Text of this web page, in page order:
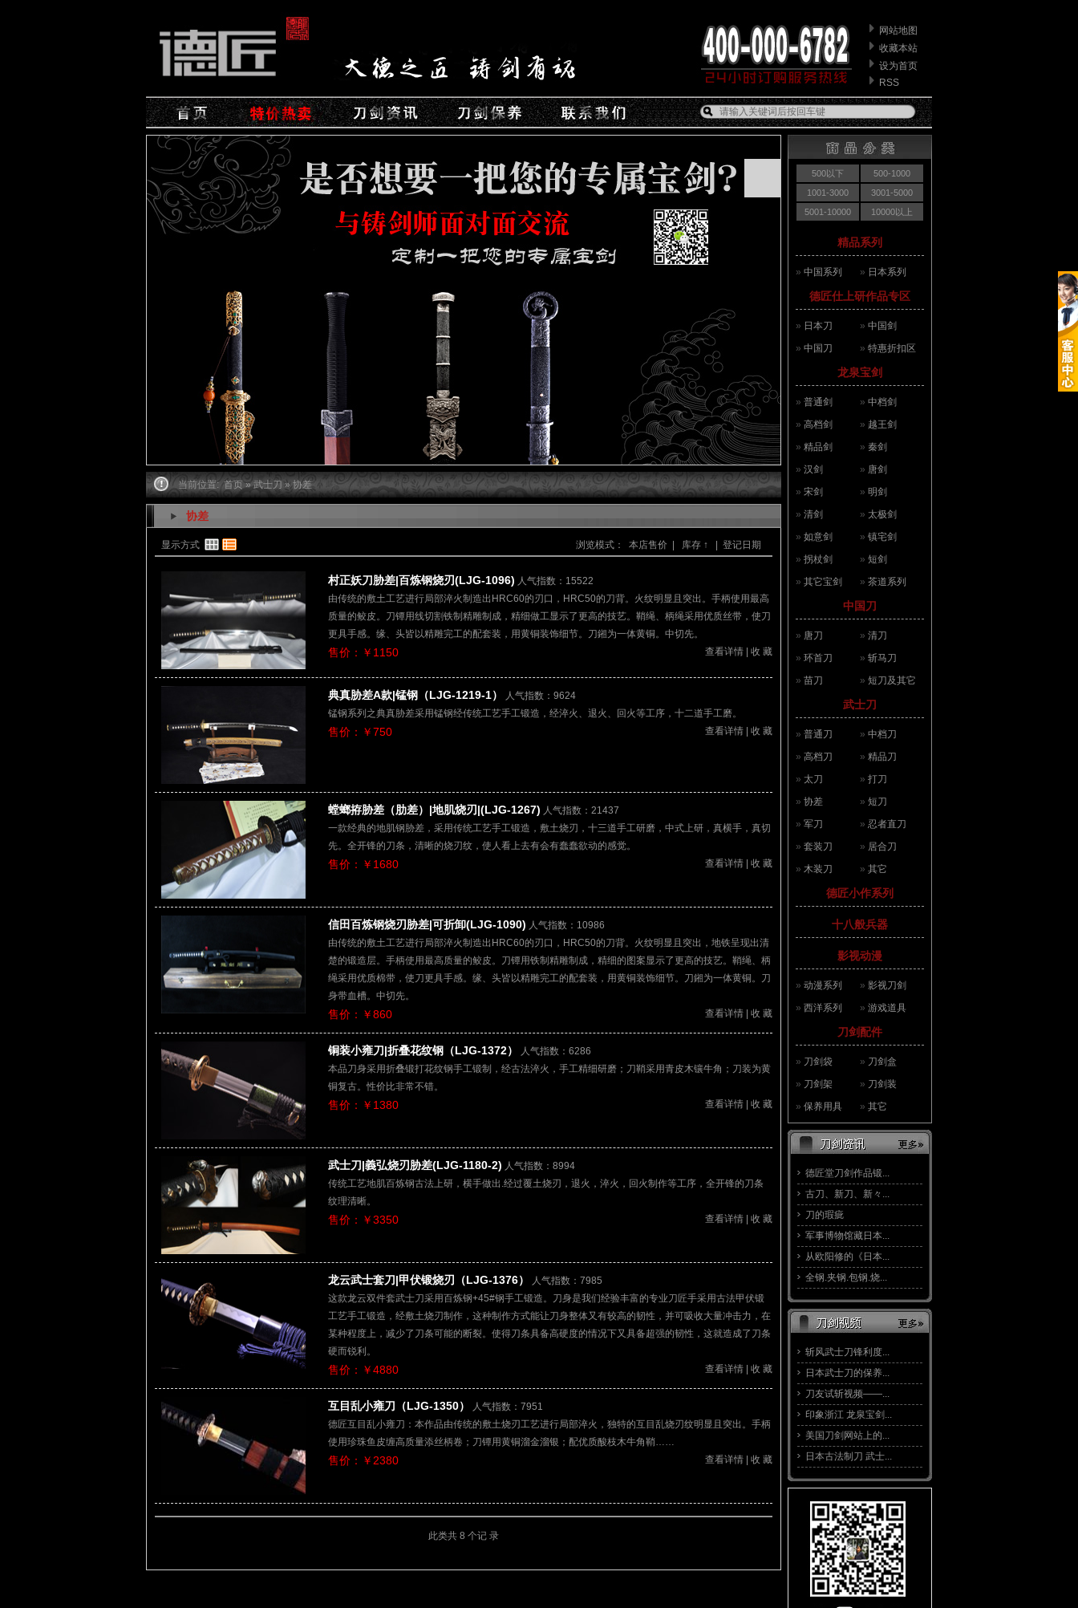
网站地图
收藏本站
设为首页
RSS
500以下
500-1000
1001-3000
3001-5000
5001-10000
10000以上
精品系列
» 中国系列 » 日本系列
德匠仕上研作品专区
» 日本刀 » 中国剑
» 中国刀 » 特惠折扣区
龙泉宝剑
» 普通剑 » 中档剑
» 高档剑 » 越王剑
» 精品剑 » 秦剑
» 汉剑 » 唐剑
» 宋剑 » 明剑
» 清剑 » 太极剑
» 如意剑 » 镇宅剑
» 拐杖剑 » 短剑
» 其它宝剑 » 茶道系列
中国刀
» 唐刀 » 清刀
» 环首刀 » 斩马刀
» 苗刀 » 短刀及其它
武士刀
» 普通刀 » 中档刀
» 高档刀 » 精品刀
» 太刀 » 打刀
» 协差 » 短刀
» 军刀 » 忍者直刀
» 套装刀 » 居合刀
» 木装刀 » 其它
德匠小作系列
十八般兵器
影视动漫
» 动漫系列 » 影视刀剑
» 西洋系列 » 游戏道具
刀剑配件
» 刀剑袋 » 刀剑盒
» 刀剑架 » 刀剑装
» 保养用具 » 其它
德匠堂刀剑作品锻...
古刀、新刀、新々...
刀的瑕疵
军事博物馆藏日本...
从欧阳修的《日本...
全钢.夹钢.包钢.烧...
斩风武士刀锋利度...
日本武士刀的保养...
刀友试斩视频——...
印象浙江 龙泉宝剑...
美国刀剑网站上的...
日本古法制刀 武士...
当前位置: 首页»武士刀 » 协差
协差
浏览模式： 本店售价 库存 ↑ 登记日期
显示方式
村正妖刀胁差|百炼钢烧刃(LJG-1096) 人气指数：15522
由传统的敷土工艺进行局部淬火制造出HRC60的刃口，HRC50的刀背。火纹明显且突出。手柄使用最高
质量的鲛皮。刀镡用线切割铁制精雕制成，精细做工显示了更高的技艺。鞘绳、柄绳采用优质丝带，使刀
更具手感。缘、头皆以精雕完工的配套装，用黄铜装饰细节。刀鎺为一体黄铜。中切先。
查看详情
收 藏
售价：￥1150
典真胁差A款|锰钢（LJG-1219-1）
人气指数：9624
锰钢系列之典真胁差采用锰钢经传统工艺手工锻造，经淬火、退火、回火等工序，十二道手工磨。
查看详情
收 藏
售价：￥750
螳螂拵胁差（肋差）|地肌烧刃|(LJG-1267) 人气指数：21437
一款经典的地肌钢胁差，采用传统工艺手工锻造，敷土烧刃，十三道手工研磨，中式上研，真横手，真切
先。全开锋的刀条，清晰的烧刃纹，使人看上去有会有蠢蠢欲动的感觉。
查看详情
收 藏
售价：￥1680
信田百炼钢烧刃胁差|可折卸(LJG-1090) 人气指数：10986
由传统的敷土工艺进行局部淬火制造出HRC60的刃口，HRC50的刀背。火纹明显且突出，地铁呈现出清
楚的锻造层。手柄使用最高质量的鲛皮。刀镡用铁制精雕制成，精细的图案显示了更高的技艺。鞘绳、柄
绳采用优质棉带，使刀更具手感。缘、头皆以精雕完工的配套装，用黄铜装饰细节。刀鎺为一体黄铜。刀
身带血槽。中切先。
查看详情
收 藏
售价：￥860
铜装小雍刀|折叠花纹钢（LJG-1372）
人气指数：6286
本品刀身采用折叠锻打花纹钢手工锻制，经古法淬火，手工精细研磨；刀鞘采用青皮木镶牛角；刀装为黄
铜复古。性价比非常不错。
查看详情
收 藏
售价：￥1380
武士刀|義弘烧刃胁差(LJG-1180-2) 人气指数：8994
传统工艺地肌百炼钢古法上研，横手做出.经过覆土烧刃，退火，淬火，回火制作等工序，全开锋的刀条
纹理清晰。
查看详情
收 藏
售价：￥3350
龙云武士套刀|甲伏锻烧刃（LJG-1376）
人气指数：7985
这款龙云双件套武士刀采用百炼钢+45#钢手工锻造。刀身是我们经验丰富的专业刀匠手采用古法甲伏锻
工艺手工锻造，经敷土烧刃制作，这种制作方式能让刀身整体又有较高的韧性，并可吸收大量冲击力，在
某种程度上，减少了刀条可能的断裂。使得刀条具备高硬度的情况下又具备超强的韧性，这就造成了刀条
硬而锐利。
查看详情
收 藏
售价：￥4880
互目乱小雍刀（LJG-1350）
人气指数：7951
德匠互目乱小雍刀：本作品由传统的敷土烧刃工艺进行局部淬火，独特的互目乱烧刃纹明显且突出。手柄
使用珍珠鱼皮缠高质量添丝柄卷；刀镡用黄铜溜金溜银；配优质酸枝木牛角鞘……
查看详情
收 藏
售价：￥2380
此类共 8 个记 录